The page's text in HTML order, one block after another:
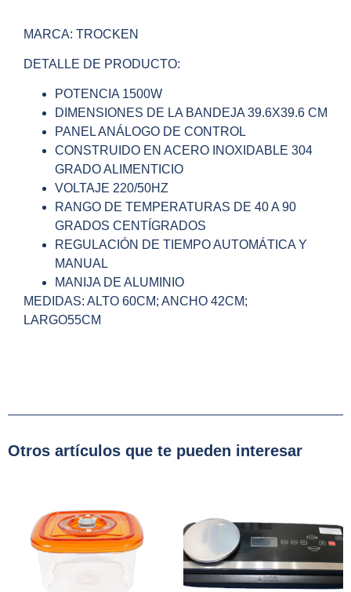
MARCA: TROCKEN
DETALLE DE PRODUCTO:
POTENCIA 1500W
DIMENSIONES DE LA BANDEJA 39.6X39.6 CM
PANEL ANÁLOGO DE CONTROL
CONSTRUIDO EN ACERO INOXIDABLE 304
GRADO ALIMENTICIO
VOLTAJE 220/50HZ
RANGO DE TEMPERATURAS DE 40 A 90
GRADOS CENTÍGRADOS
REGULACIÓN DE TIEMPO AUTOMÁTICA Y
MANUAL
MANIJA DE ALUMINIO
MEDIDAS: ALTO 60CM; ANCHO 42CM;
LARGO55CM
Otros artículos que te pueden interesar